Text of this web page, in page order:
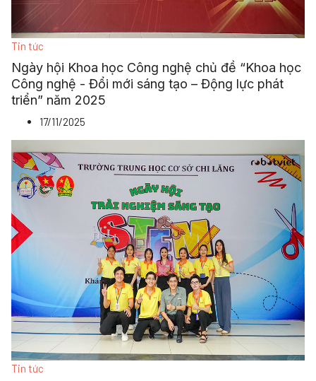
Tin tức
Ngày hội Khoa học Công nghệ chủ đề “Khoa học
Công nghệ - Đổi mới sáng tạo – Động lực phát
triển” năm 2025
17/11/2025
Tin tức